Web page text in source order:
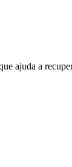
ajuda a